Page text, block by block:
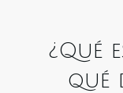
¿Qué
qué